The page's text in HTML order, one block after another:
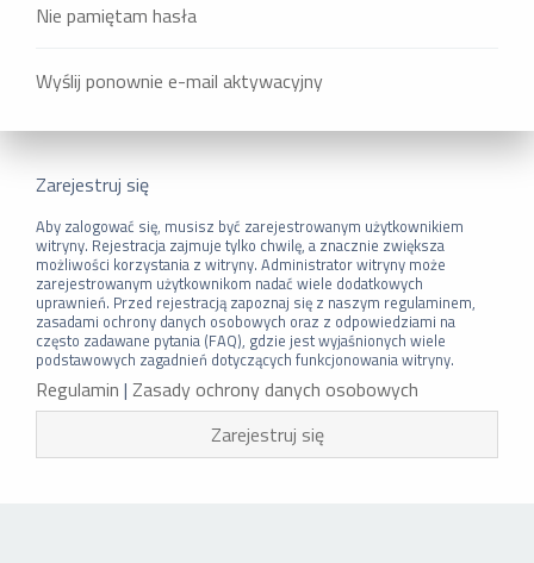
Nie pamiętam hasła
Wyślij ponownie e-mail aktywacyjny
Zarejestruj się
Aby zalogować się, musisz być zarejestrowanym użytkownikiem
witryny. Rejestracja zajmuje tylko chwilę, a znacznie zwiększa
możliwości korzystania z witryny. Administrator witryny może
zarejestrowanym użytkownikom nadać wiele dodatkowych
uprawnień. Przed rejestracją zapoznaj się z naszym regulaminem,
zasadami ochrony danych osobowych oraz z odpowiedziami na
często zadawane pytania (FAQ), gdzie jest wyjaśnionych wiele
podstawowych zagadnień dotyczących funkcjonowania witryny.
Regulamin | Zasady ochrony danych osobowych
Zarejestruj się